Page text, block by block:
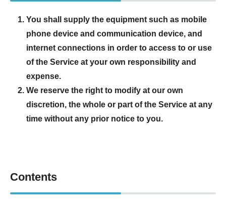
You shall supply the equipment such as mobile
phone device and communication device, and
internet connections in order to access to or use
of the Service at your own responsibility and
expense.
We reserve the right to modify at our own
discretion, the whole or part of the Service at any
time without any prior notice to you.
Contents